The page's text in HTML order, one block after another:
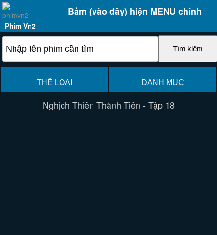
Bấm (vào đây) hiện MENU chính
Phim Vn2
THỂ LOẠI DANH MỤC
Nghịch Thiên Thành Tiên - Tập 18